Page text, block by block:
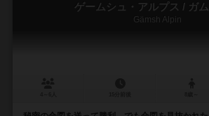
ゲームシュ・アルプス / ガム
Gämsh Alpin